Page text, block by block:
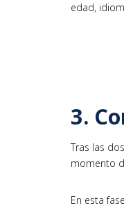
edad,
3.
Tras las
momento
En esta